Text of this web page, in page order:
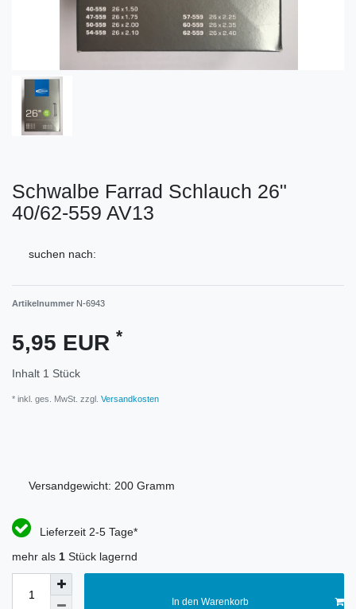
Schwalbe Farrad Schlauch 26"
40/62-559 AV13
suchen nach:
Artikelnummer N-6943
5,95 EUR *
Inhalt 1 Stück
* inkl. ges. MwSt. zzgl. Versandkosten
Versandgewicht: 200 Gramm
Lieferzeit 2-5 Tage*
mehr als 1 Stück lagernd
In den Warenkorb